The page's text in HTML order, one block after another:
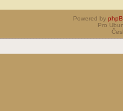
Powered by
Pro